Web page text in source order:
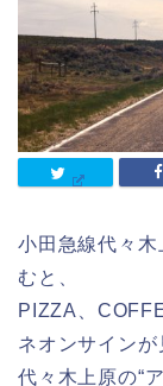
小田急線代々
むと、
PIZZA、
ネオンサインが
代々木上原の“ア